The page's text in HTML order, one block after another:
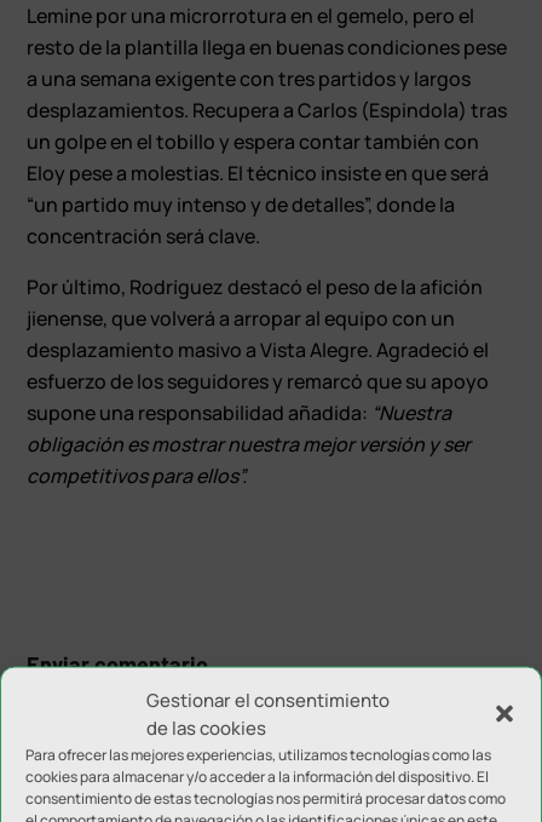
Gestionar el consentimiento
de las cookies
Para ofrecer las mejores experiencias, utilizamos tecnologías como las
cookies para almacenar y/o acceder a la información del dispositivo. El
consentimiento de estas tecnologías nos permitirá procesar datos como
Lemine por una microrrotura en el gemelo, pero el
resto de la plantilla llega en buenas condiciones pese
a una semana exigente con tres partidos y largos
desplazamientos. Recupera a Carlos (Espindola) tras
un golpe en el tobillo y espera contar también con
Eloy pese a molestias. El técnico insiste en que será
“un partido muy intenso y de detalles”, donde la
concentración será clave.
Por último, Rodríguez destacó el peso de la afición
jienense, que volverá a arropar al equipo con un
desplazamiento masivo a Vista Alegre. Agradeció el
esfuerzo de los seguidores y remarcó que su apoyo
supone una responsabilidad añadida: “Nuestra
obligación es mostrar nuestra mejor versión y ser
competitivos para ellos”.
Enviar comentario
Tu dirección de correo electrónico no será publicada.
campos obligatorios están marcados con